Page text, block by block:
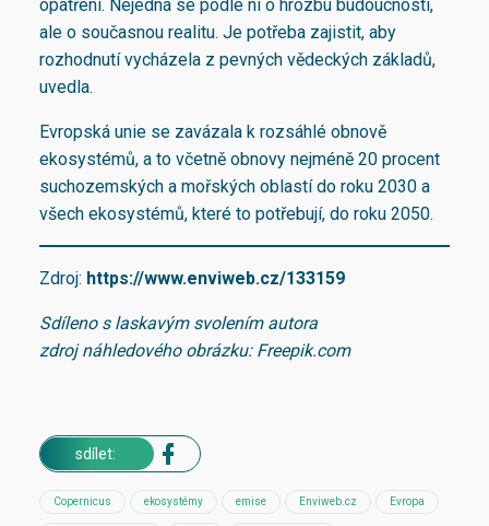
opatření. Nejedná se podle ní o hrozbu budoucnosti,
ale o současnou realitu. Je potřeba zajistit, aby
rozhodnutí vycházela z pevných vědeckých základů,
uvedla.
Evropská unie se zavázala k rozsáhlé obnově
ekosystémů, a to včetně obnovy nejméně 20 procent
suchozemských a mořských oblastí do roku 2030 a
všech ekosystémů, které to potřebují, do roku 2050.
Zdroj: https://www.enviweb.cz/133159
Sdíleno s laskavým svolením autora
zdroj náhledového obrázku: Freepik.com
sdílet:
Copernicus ekosystémy emise Enviweb.cz Evropa